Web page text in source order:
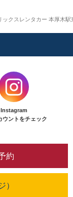
ックスレンタカー 本厚木駅
Instagram
ウントをチェック
約
）